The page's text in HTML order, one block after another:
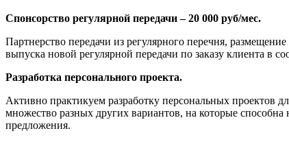
Спонсорство регулярной передачи – 20 000 руб/мес.
Партнерство передачи из регулярного перечня,
выпуска новой регулярной передачи по заказу клиента в
Разработка персонального проекта.
Активно практикуем разработку персональных
множество разных других вариантов, на которые
предложения.